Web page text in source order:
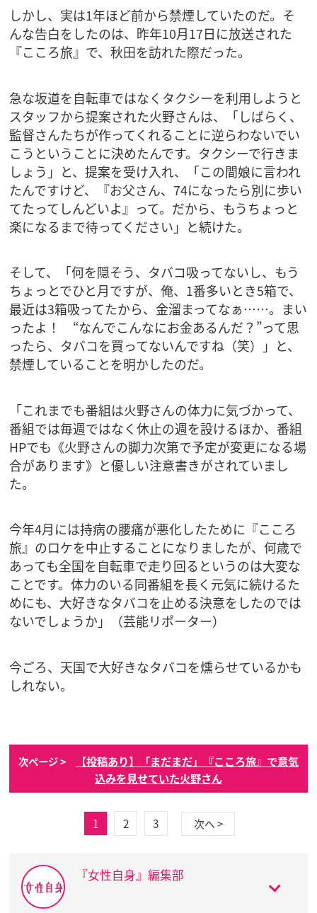
しかし、実は1年ほど前から禁煙していたのだ。そ
んな告白をしたのは、昨年10月17日に放送された
『こころ旅』で、秋田を訪れた際だった。
急な坂道を自転車ではなくタクシーを利用しようと
スタッフから提案された火野さんは、「しばらく、
監督さんたちが作ってくれることに逆らわないでい
こうということに決めたんです。タクシーで行きま
しょう」と、提案を受け入れ、「この間娘に言われ
たんですけど、『お父さん、74になったら別に歩い
てたってしんどいよ』って。だから、もうちょっと
楽になるまで待ってください」と続けた。
そして、「何を隠そう、タバコ吸ってないし、もう
ちょっとでひと月ですが、俺、1番多いとき5箱で、
最近は3箱吸ってたから、金溜まってなぁ……。まい
ったよ！ “なんでこんなにお金あるんだ？”って思
ったら、タバコを買ってないんですね（笑）」と、
禁煙していることを明かしたのだ。
「これまでも番組は火野さんの体力に気づかって、
番組では毎週ではなく休止の週を設けるほか、番組
HPでも《火野さんの脚力次第で予定が変更になる場
合があります》と優しい注意書きがされていまし
た。
今年4月には持病の腰痛が悪化したために『こころ
旅』のロケを中止することになりましたが、何歳で
あっても全国を自転車で走り回るというのは大変な
ことです。体力のいる同番組を長く元気に続けるた
めにも、大好きなタバコを止める決意をしたのでは
ないでしょうか」（芸能リポーター）
今ごろ、天国で大好きなタバコを燻らせているかも
しれない。
次ページ >
【投稿あり】「まだまだ」『こころ旅』で意気
込みを見せていた火野さん
1 2 3 次へ >
『女性自身』編集部